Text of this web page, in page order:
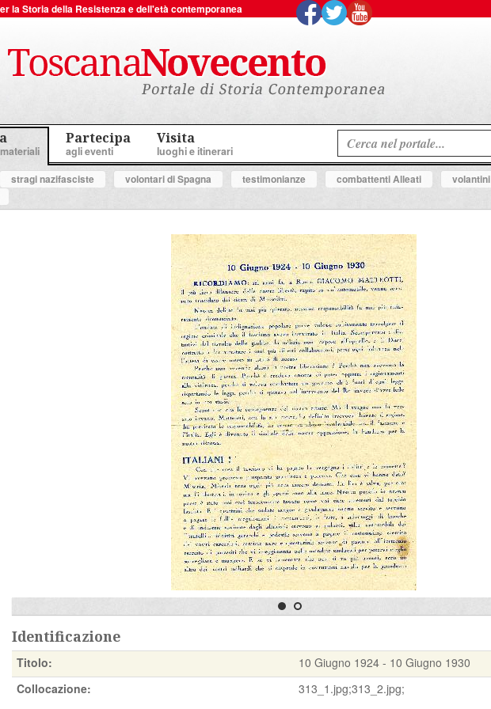
la Storia della Resistenza e dell'età contemporanea
Partecipa
agli eventi
Visita
luoghi e itinerari
stragi nazifasciste volontari di Spagna testimonianze combattenti Alleati
volantini
Identificazione
Titolo:
10 Giugno 1924 - 10 Giugno 1930
Collocazione:
313_1.jpg;313_2.jpg;